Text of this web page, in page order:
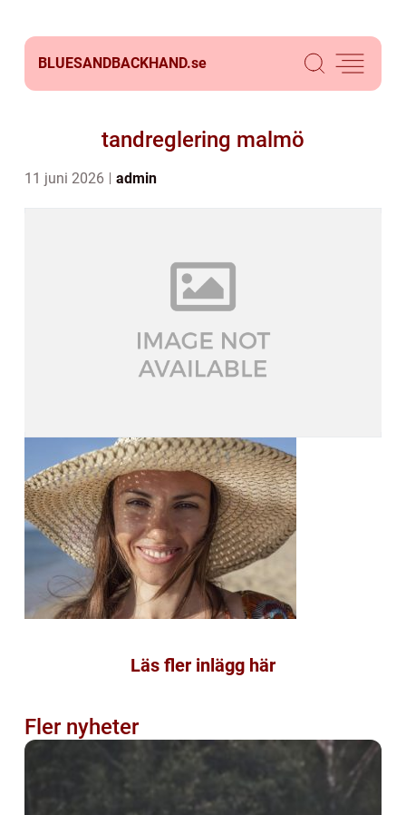
BLUESANDBACKHAND.se
tandreglering malmö
11 juni 2026 admin
Läs fler inlägg här
Fler nyheter